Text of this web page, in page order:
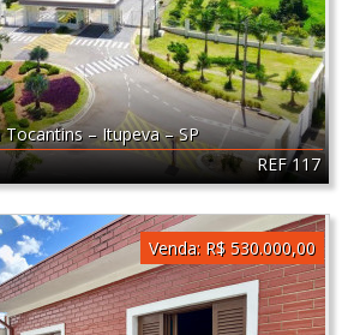
REF 117
Tocantins–Itupeva–SP
Venda: R$ 530.000,00